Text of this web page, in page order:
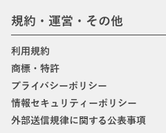
規約・運営・その他
利用規約
商標・特許
プライバシーポリシー
情報セキュリティーポリシー
外部送信規律に関する公表事項